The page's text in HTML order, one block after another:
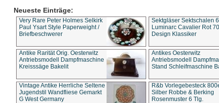
Neueste Einträge:
Very Rare Peter Holmes Selkirk
Paul Ysart Style Paperweight /
Briefbeschwerer
Sektgläser Sektschalen
Luminarc Cavalier Rot
Design Klassiker
Antike Rarität Orig. Oesterwitz
Antriebsmodell Dampfmaschine
Kreisssäge Bakelit
Antikes Oesterwitz
Antriebsmodell
Stand Schleifmaschine
Vintage Antike Herrliche Seltene
Jugendstil Wandfliese Gemarkt
G West Germany
R&b Vorlegebesteck
Silber Robbe & Berking
Rosenmuster 6 Tlg.